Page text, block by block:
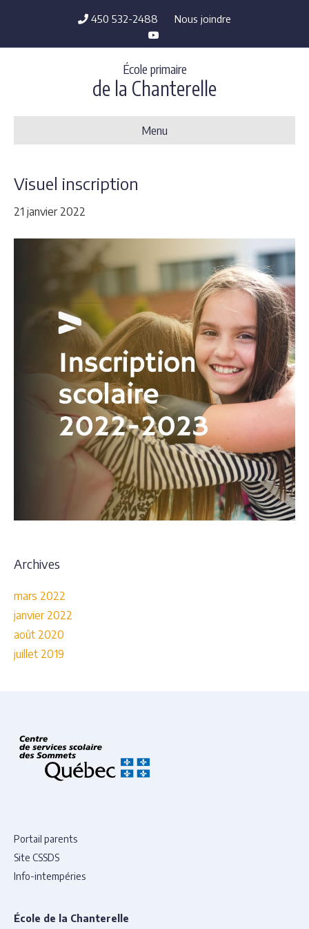
450 532-2488
Nous joindre
Y
o
u
u
e
École primaire
de la Chanterelle
Menu
Visuel inscription
21 janvier 2022
Archives
mars 2022
janvier 2022
août 2020
juillet 2019
Portail parents
Site CSSDS
Info-intempéries
École de la Chanterelle